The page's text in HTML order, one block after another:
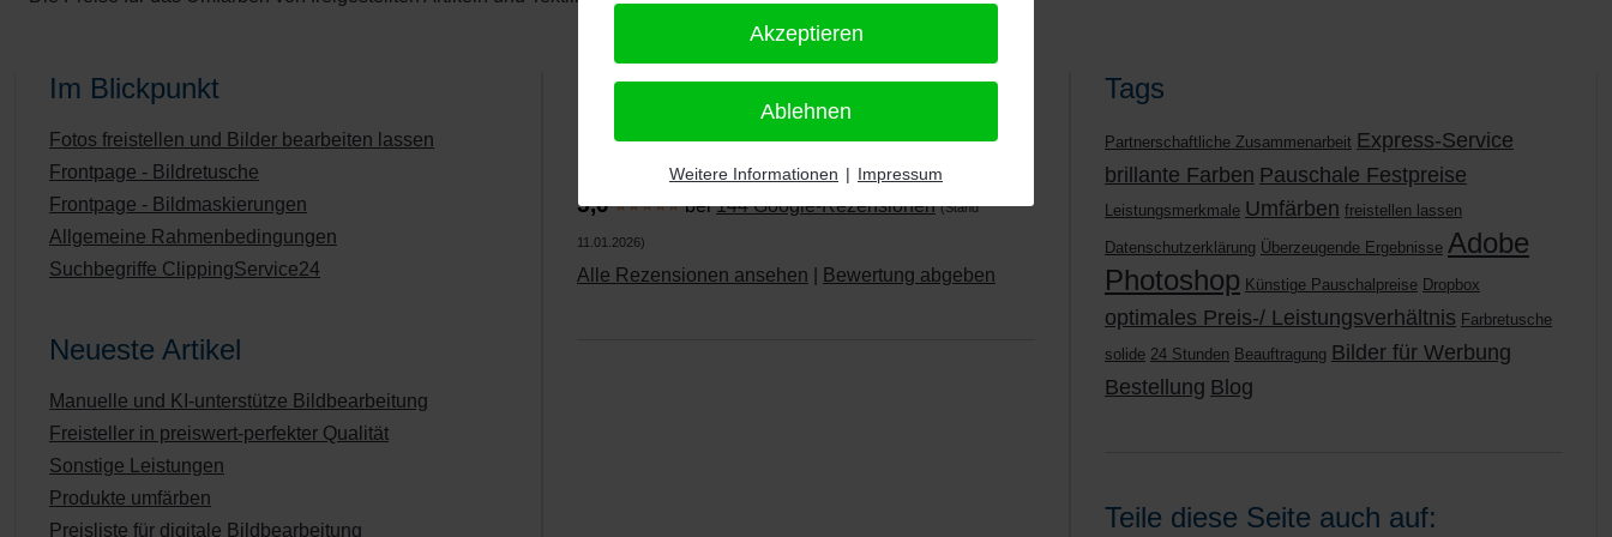
Im Blickpunkt
Fotos freistellen und Bilder bearbeiten lassen
Frontpage - Bildretusche
Frontpage - Bildmaskierungen
Allgemeine Rahmenbedingungen
Suchbegriffe ClippingService24
Neueste Artikel
Manuelle und KI-unterstütze Bildbearbeitung
Freisteller in preiswert-perfekter Qualität
Sonstige Leistungen
Produkte umfärben
Preisliste für digitale Bildbearbeitung
PRO-ducto GmbH, Fotografie und Bildbearbeitung in
5,0⭐⭐⭐⭐⭐bei144 Google-Rezensionen (Stand
11.01.2026)
Alle Rezensionen ansehen Bewertung abgeben
Tags
Partnerschaftliche Zusammenarbeit Express-Service
brillante Farben Pauschale Festpreise
Leistungsmerkmale Umfärben freistellen lassen
Datenschutzerklärung Überzeugende Ergebnisse Adobe
Photoshop Künstige Pauschalpreise Dropbox
optimales Preis-/ Leistungsverhältnis Farbretusche
solide 24 Stunden Beauftragung Bilder für Werbung
Bestellung Blog
Teile diese Seite auch auf:
Akzeptieren
Ablehnen
Weitere Informationen | Impressum